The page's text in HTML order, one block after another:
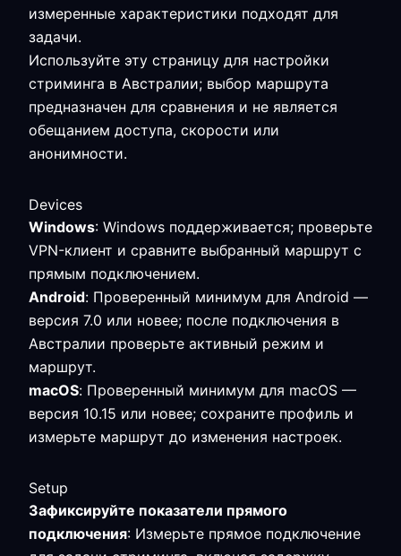
измеренные характеристики подходят для
задачи.
Используйте эту страницу для настройки
стриминга в Австралии; выбор маршрута
предназначен для сравнения и не является
обещанием доступа, скорости или
анонимности.
Devices
Windows: Windows поддерживается; проверьте
VPN-клиент и сравните выбранный маршрут с
прямым подключением.
Android: Проверенный минимум для Android —
версия 7.0 или новее; после подключения в
Австралии проверьте активный режим и
маршрут.
macOS: Проверенный минимум для macOS —
версия 10.15 или новее; сохраните профиль и
измерьте маршрут до изменения настроек.
Setup
Зафиксируйте показатели прямого
подключения: Измерьте прямое подключение